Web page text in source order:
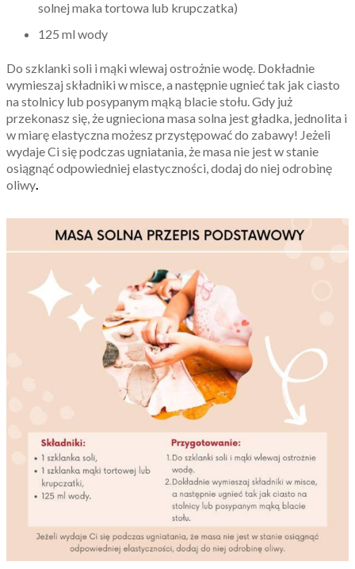
solnej maka tortowa lub krupczatka)
125 ml wody
Do szklanki soli i mąki wlewaj ostrożnie wodę. Dokładnie
wymieszaj składniki w misce, a następnie ugnieć tak jak ciasto
na stolnicy lub posypanym mąką blacie stołu. Gdy już
przekonasz się, że ugnieciona masa solna jest gładka, jednolita i
w miarę elastyczna możesz przystępować do zabawy! Jeżeli
wydaje Ci się podczas ugniatania, że masa nie jest w stanie
osiągnąć odpowiedniej elastyczności, dodaj do niej odrobinę
oliwy.